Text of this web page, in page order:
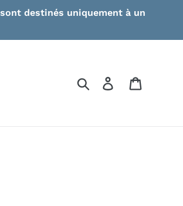
destinés uniquement à un
Search Log in